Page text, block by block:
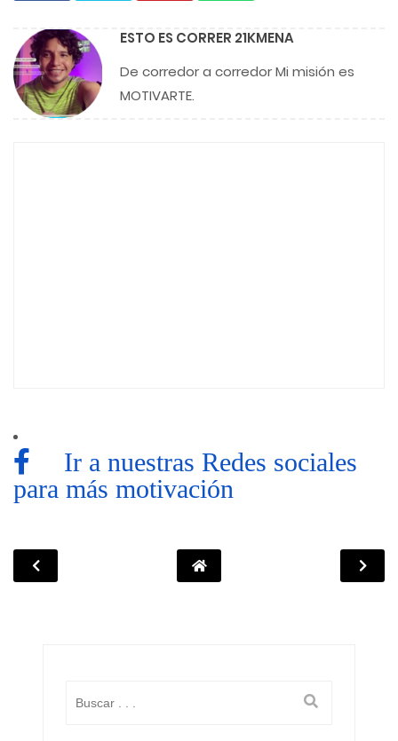
ESTO ES CORRER 21KMENA
De corredor a corredor Mi misión es
MOTIVARTE.
Ir a nuestras Redes sociales
para más motivación